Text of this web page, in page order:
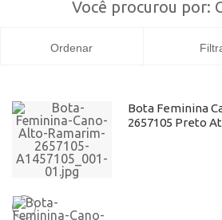
Você procurou por:
Ordenar
Bota Feminina
2657105 Preto